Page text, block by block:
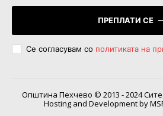
ПРЕПЛАТИ СЕ
Се согласувам со политиката на
Општина Пехчево © 2013 - 2024
Hosting and Development by